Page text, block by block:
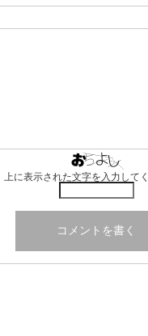
上に表示された文字を入力してく